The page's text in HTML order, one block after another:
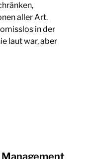
aller Art.
in der
laut war, aber